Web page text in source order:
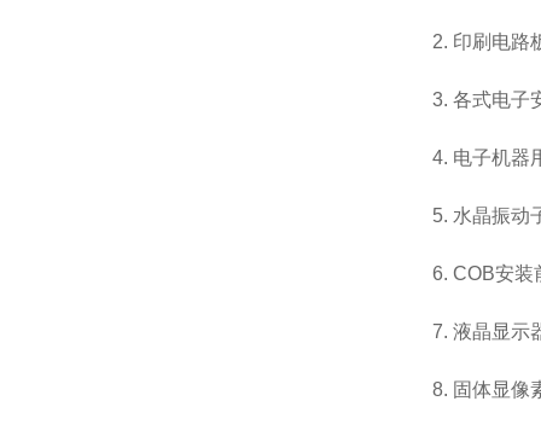
2. 印刷电路
3. 各式电子
4. 电子机器
5. 水晶振动
6. COB安装
7. 液晶显示
8. 固体显像